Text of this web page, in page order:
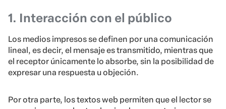
1. Interacción con el público
Los medios impresos se definen por una comunicación
lineal, es decir, el mensaje es transmitido, mientras que
el receptor únicamente lo absorbe, sin la posibilidad de
expresar una respuesta u objeción.
Por otra parte, los textos web permiten que el lector se